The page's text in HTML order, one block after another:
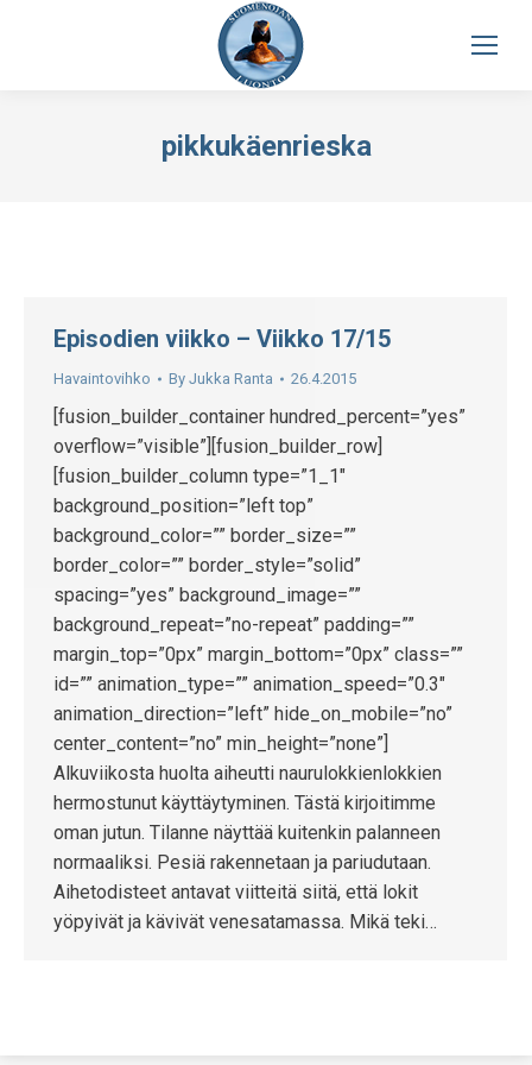
pikkukäenrieska
Episodien viikko – Viikko 17/15
Havaintovihko By Jukka Ranta 26.4.2015
[fusion_builder_container hundred_percent=”yes”
overflow=”visible”][fusion_builder_row]
[fusion_builder_column type=”1_1″
background_position=”left top”
background_color=”” border_size=””
border_color=”” border_style=”solid”
spacing=”yes” background_image=””
background_repeat=”no-repeat” padding=””
margin_top=”0px” margin_bottom=”0px” class=””
id=”” animation_type=”” animation_speed=”0.3″
animation_direction=”left” hide_on_mobile=”no”
center_content=”no” min_height=”none”]
Alkuviikosta huolta aiheutti naurulokkienlokkien
hermostunut käyttäytyminen. Tästä kirjoitimme
oman jutun. Tilanne näyttää kuitenkin palanneen
normaaliksi. Pesiä rakennetaan ja pariudutaan.
Aihetodisteet antavat viitteitä siitä, että lokit
yöpyivät ja kävivät venesatamassa. Mikä teki…